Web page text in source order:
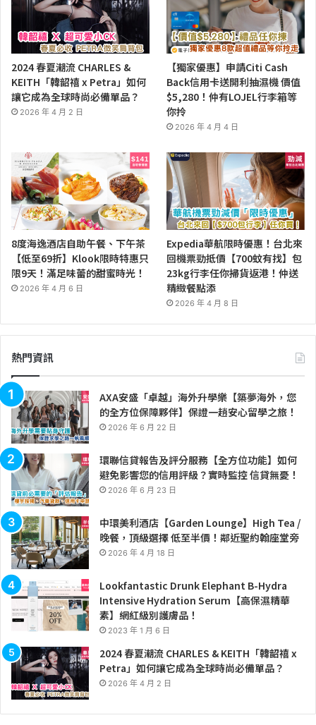
2024 春夏潮流 CHARLES &
KEITH「韓韶禧 x Petra」如何
讓它成為全球時尚必備單品？
2026 年 4 月 2 日
【獨家優惠】申請Citi Cash
Back信用卡送開利抽濕機 價值
$5,280！仲有LOJEL行李箱等
你拎
2026 年 4 月 4 日
8度海逸酒店自助午餐、下午茶
【低至69折】Klook限時特惠只
限9天！滿足味蕾的甜蜜時光！
2026 年 4 月 6 日
Expedia華航限時優惠！台北來
回機票勁抵價【700蚊有找】包
23kg行李任你掃貨返港！仲送
精緻餐點添
2026 年 4 月 8 日
熱門資訊
AXA安盛「卓越」海外升學樂【築夢海外，您
的全方位保障夥伴】保證一趟安心留學之旅！
2026 年 6 月 22 日
環聯信貸報告及評分服務【全方位功能】如何
避免影響您的信用評級？實時監控 信貸無憂！
2026 年 6 月 23 日
中環美利酒店【Garden Lounge】High Tea /
晚餐，頂級選擇 低至半價！鄰近聖約翰座堂旁
2026 年 4 月 18 日
Lookfantastic Drunk Elephant B-Hydra
Intensive Hydration Serum【高保濕精華
素】網紅級別護膚品！
2023 年 1 月 6 日
2024 春夏潮流 CHARLES & KEITH「韓韶禧 x
Petra」如何讓它成為全球時尚必備單品？
2026 年 4 月 2 日